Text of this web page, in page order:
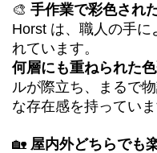
🎨 手作業で彩色され
Horst は、職人の手に
れています。
何層にも重ねられた
ルが際立ち、まるで
な存在感を持っていま
🏡 屋内外どちらでも